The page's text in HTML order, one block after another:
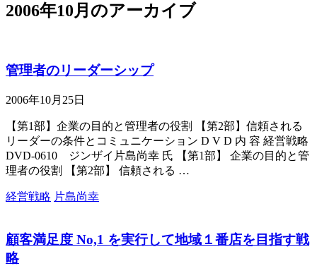
2006年10月 のアーカイブ
管理者のリーダーシップ
2006年10月25日
【第1部】企業の目的と管理者の役割 【第2部】信頼される
リーダーの条件とコミュニケーション D V D 内 容 経営戦略
DVD-0610 ジンザイ片島尚幸 氏 【第1部】 企業の目的と管
理者の役割 【第2部】 信頼される …
経営戦略 片島尚幸
顧客満足度 No,1 を実行して地域１番店を目指す戦
略